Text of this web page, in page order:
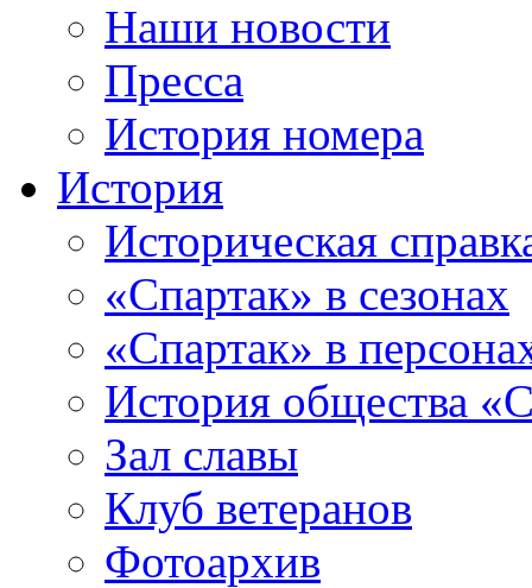
Наши новости
Пресса
История номера
История
Историческая
«Спартак» в сезонах
«Спартак» в
История общества
Зал славы
Клуб ветеранов
Фотоархив